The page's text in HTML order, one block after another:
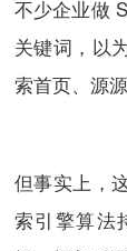
不少企业做
关键词，以
索首页、源
但事实上，
索引擎算法